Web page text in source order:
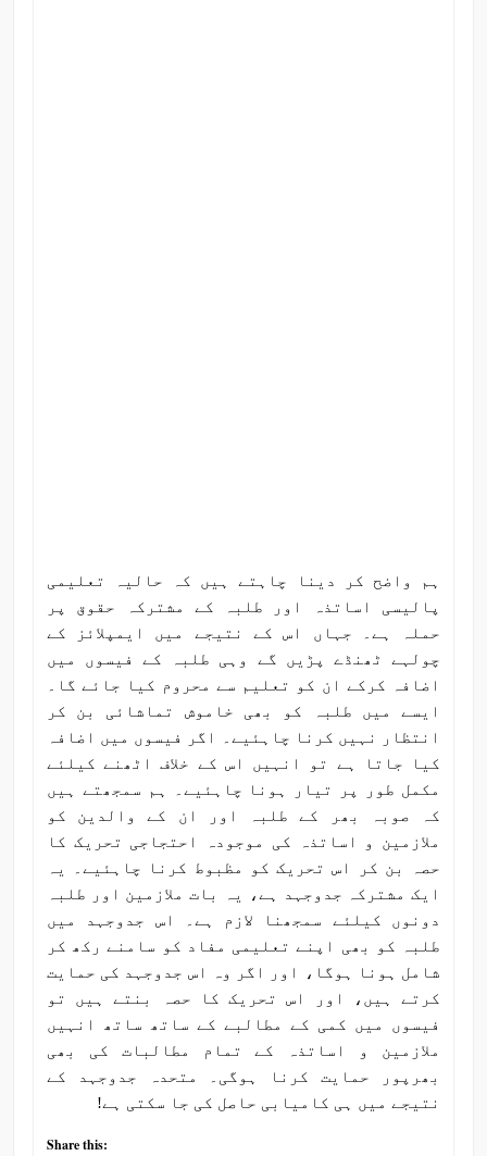
ہم واضح کر دینا چاہتے ہیں کہ حالیہ تعلیمی
پالیسی اساتذہ اور طلبہ کے مشترکہ حقوق پر
حملہ ہے۔ جہاں اس کے نتیجے میں ایمپلائز کے
چولہے ٹھنڈے پڑیں گے وہی طلبہ کے فیسوں میں
اضافہ کرکے ان کو تعلیم سے محروم کیا جائے گا۔
ایسے میں طلبہ کو بھی خاموش تماشائی بن کر
انتظار نہیں کرنا چاہئیے۔ اگر فیسوں میں اضافہ
کیا جاتا ہے تو انہیں اس کے خلاف اٹھنے کیلئے
مکمل طور پر تیار ہونا چاہئیے۔ ہم سمجھتے ہیں
کہ صوبہ بھر کے طلبہ اور ان کے والدین کو
ملازمین و اساتذہ کی موجودہ احتجاجی تحریک کا
حصہ بن کر اس تحریک کو مظبوط کرنا چاہئیے۔ یہ
ایک مشترکہ جدوجہد ہے، یہ بات ملازمین اور طلبہ
دونوں کیلئے سمجھنا لازم ہے۔ اس جدوجہد میں
طلبہ کو بھی اپنے تعلیمی مفاد کو سامنے رکھ کر
شامل ہونا ہوگا، اور اگر وہ اس جدوجہد کی حمایت
کرتے ہیں، اور اس تحریک کا حصہ بنتے ہیں تو
فیسوں میں کمی کے مطالبے کے ساتھ ساتھ انہیں
ملازمین و اساتذہ کے تمام مطالبات کی بھی
بھرپور حمایت کرنا ہوگی۔ متحدہ جدوجہد کے
نتیجے میں ہی کامیابی حاصل کی جا سکتی ہے!
Share this: